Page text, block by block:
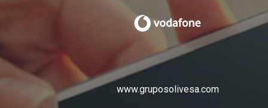
www.gruposolivesa.com